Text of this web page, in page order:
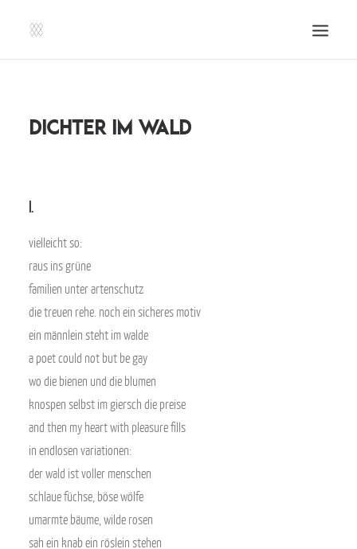
EINSENDEN!
PRESSE, IMPRESSUM UND KONTAKT
SEARCH
dichter im wald
I.
vielleicht so:
raus ins grüne
familien unter artenschutz
die treuen rehe. noch ein sicheres motiv
ein männlein steht im walde
a poet could not but be gay
wo die bienen und die blumen
knospen selbst im giersch die preise
and then my heart with pleasure fills
in endlosen variationen:
der wald ist voller menschen
schlaue füchse, böse wölfe
umarmte bäume, wilde rosen
sah ein knab ein röslein stehen